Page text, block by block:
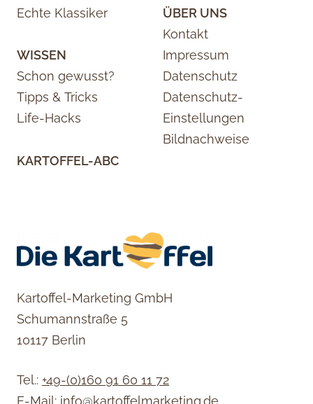
Echte Klassiker
WISSEN
Schon gewusst?
Tipps & Tricks
Life-Hacks
KARTOFFEL-ABC
ÜBER UNS
Kontakt
Impressum
Datenschutz
Datenschutz-
Einstellungen
Bildnachweise
Kartoffel-Marketing GmbH
Schumannstraße 5
10117 Berlin
Tel.: +49-(0)160 91 60 11 72
E-Mail: info@kartoffelmarketing.de